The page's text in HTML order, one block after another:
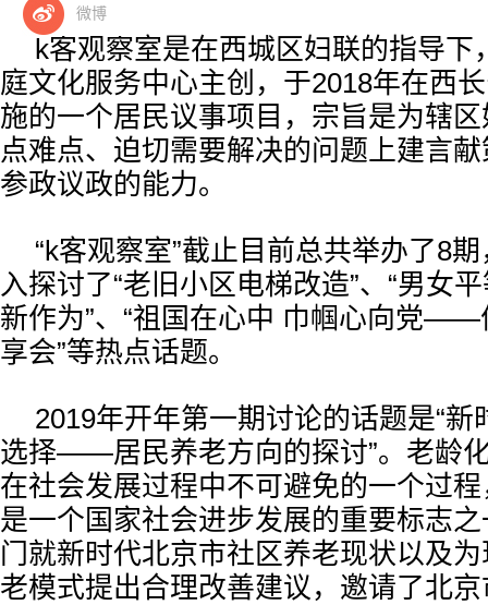
微博
k客观察室是在西城区妇联的指导下
庭文化服务中心主创，于2018年在西
施的一个居民议事项目，宗旨是为辖
点难点、迫切需要解决的问题上建言
参政议政的能力。
“k客观察室”截止目前总共举办了8
入探讨了“老旧小区电梯改造”、“男女
新作为”、“祖国在心中 巾帼心向党——
享会”等热点话题。
2019年开年第一期讨论的话题是“新
选择——居民养老方向的探讨”。老龄
在社会发展过程中不可避免的一个过
是一个国家社会进步发展的重要标志
门就新时代北京市社区养老现状以及
老模式提出合理改善建议，邀请了北